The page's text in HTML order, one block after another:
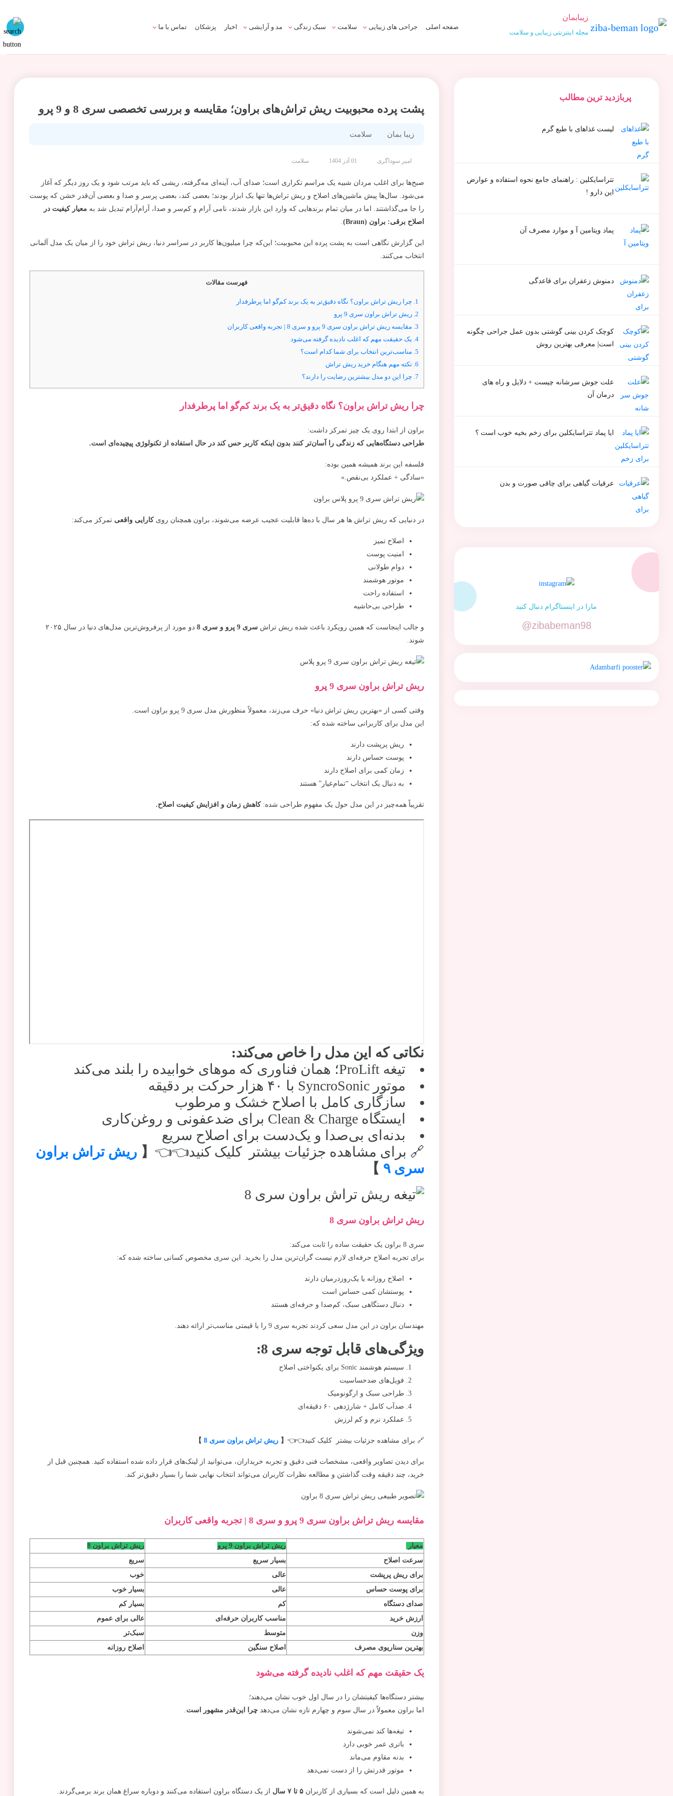
زیبابمان
مجله اینترنتی زیبایی و سلامت
صفحه اصلی جراحی های زیبایی سلامت سبک زندگی مد و آرایشی اخبار پزشکان تماس با ما
پربازدید ترین مطالب
لیست غذاهای با طبع گرم
تتراسایکلین : راهنمای جامع نحوه استفاده و عوارض
این دارو !
پماد ویتامین آ و موارد مصرف آن
دمنوش زعفران برای قاعدگی
کوچک کردن بینی گوشتی بدون عمل جراحی چگونه
است| معرفی بهترین روش
علت جوش سرشانه چیست + دلایل و راه های
درمان آن
ایا پماد تتراسایکلین برای زخم بخیه خوب است ؟
عرقیات گیاهی برای چاقی صورت و بدن
مارا در اینستاگرام دنبال کنید
@zibabeman98
پشت پرده محبوبیت ریش تراش‌های براون؛ مقایسه و بررسی تخصصی سری 8 و 9 پرو
زیبا بمان سلامت
امیر سوداگری 01 آذر 1404 سلامت
صبح‌ها برای اغلب مردان شبیه یک مراسم تکراری است؛ صدای آب، آینه‌ای مه‌گرفته، ریشی که باید مرتب شود و یک روز دیگر که آغاز
می‌شود. سال‌ها پیش ماشین‌های اصلاح و ریش تراش‌ها تنها یک ابزار بودند؛ بعضی کند، بعضی پرسر و صدا و بعضی آن‌قدر خشن که پوست
را جا می‌گذاشتند. اما در میان تمام برندهایی که وارد این بازار شدند، نامی آرام و کم‌سر و صدا، آرام‌آرام تبدیل شد به معیار کیفیت در
اصلاح برقی: براون (Braun)
.
این گزارش نگاهی است به پشت پرده این محبوبیت؛ این‌که چرا میلیون‌ها کاربر در سراسر دنیا، ریش تراش خود را از میان یک مدل آلمانی
انتخاب می‌کنند.
فهرست مقالات
1. چرا ریش تراش براون؟ نگاه دقیق‌تر به یک برند کم‌گو اما پرطرفدار
2. ریش تراش براون سری 9 پرو
3. مقایسه ریش تراش براون سری 9 پرو و سری 8 | تجربه واقعی کاربران
4. یک حقیقت مهم که اغلب نادیده گرفته می‌شود
5. مناسب‌ترین انتخاب برای شما کدام است؟
6. نکته مهم هنگام خرید ریش تراش
7. چرا این دو مدل بیشترین رضایت را دارند؟
چرا ریش تراش براون؟ نگاه دقیق‌تر به یک برند کم‌گو اما پرطرفدار
براون از ابتدا روی یک چیز تمرکز داشت:
طراحی دستگاه‌هایی که زندگی را آسان‌تر کنند بدون اینکه کاربر حس کند در حال استفاده از تکنولوژی پیچیده‌ای است.
فلسفه این برند همیشه همین بوده:
«سادگی + عملکرد بی‌نقص.»
در دنیایی که ریش تراش ها هر سال با ده‌ها قابلیت عجیب عرضه می‌شوند، براون همچنان رویکارایی واقعی تمرکز می‌کند:
اصلاح تمیز
امنیت پوست
دوام طولانی
موتور هوشمند
استفاده راحت
طراحی بی‌حاشیه
و جالب اینجاست که همین رویکرد باعث شده ریش تراشسری 9 پرو و سری 8
دو مورد از پرفروش‌ترین مدل‌های دنیا در سال ۲۰۲۵
شوند.
ریش تراش براون سری 9 پرو
وقتی کسی از «بهترین ریش تراش دنیا» حرف می‌زند، معمولاً منظورش مدل سری 9 پرو براون است.
این مدل برای کاربرانی ساخته شده که:
ریش پرپشت دارند
پوست حساس دارند
زمان کمی برای اصلاح دارند
به دنبال یک انتخاب “تمام‌عیار” هستند
تقریباً همه‌چیز در این مدل حول یک مفهوم طراحی شده:کاهش زمان و افزایش کیفیت اصلاح.
نکاتی که این مدل را خاص می‌کند:
تیغه ProLift؛ همان فناوری که موهای خوابیده را بلند می‌کند
موتور SyncroSonic با ۴۰ هزار حرکت بر دقیقه
سازگاری کامل با اصلاح خشک و مرطوب
ایستگاه Clean & Charge برای ضدعفونی و روغن‌کاری
بدنه‌ای بی‌صدا و یک‌دست برای اصلاح سریع
🔗 برای مشاهده جزئیات بیشتر کلیک کنید👈👈 【 ریش تراش براون
سری ۹
】
ریش تراش براون سری 8
سری 8 براون یک حقیقت ساده را ثابت می‌کند:
برای تجربه اصلاح حرفه‌ای لازم نیست گران‌ترین مدل را بخرید. این سری مخصوص کسانی ساخته شده که:
اصلاح روزانه یا یک‌روزدرمیان دارند
پوستشان کمی حساس است
دنبال دستگاهی سبک، کم‌صدا و حرفه‌ای هستند
مهندسان براون در این مدل سعی کردند تجربه سری 9 را با قیمتی مناسب‌تر ارائه دهند.
ویژگی‌های قابل توجه سری 8:
سیستم هوشمند Sonic برای یکنواختی اصلاح
فویل‌های ضدحساسیت
طراحی سبک و ارگونومیک
ضدآب کامل + شارژدهی ۶۰ دقیقه‌ای
عملکرد نرم و کم لرزش
🔗 برای مشاهده جزئیات بیشتر کلیک کنید👈👈 【ریش تراش براون سری 8 】
برای دیدن تصاویر واقعی، مشخصات فنی دقیق و تجربه خریداران، می‌توانید از لینک‌های قرار داده شده استفاده کنید. همچنین قبل از
خرید، چند دقیقه وقت گذاشتن و مطالعه نظرات کاربران می‌تواند انتخاب نهایی شما را بسیار دقیق‌تر کند.
مقایسه ریش تراش براون سری 9 پرو و سری 8 | تجربه واقعی کاربران
معیار ریش تراش براون 9 پرو
ریش تراش براون 8
سرعت اصلاح
بسیار سریع
سریع
برای ریش‌ پرپشت
عالی
خوب
برای پوست حساس
عالی
بسیار خوب
صدای دستگاه
کم
بسیار کم
ارزش خرید
مناسب کاربران حرفه‌ای
عالی برای عموم
وزن
متوسط
سبک‌تر
بهترین سناریوی مصرف
اصلاح سنگین اصلاح روزانه
یک حقیقت مهم که اغلب نادیده گرفته می‌شود
بیشتر دستگاه‌ها کیفیتشان را در سال اول خوب نشان می‌دهند؛
اما براون معمولاً در سال سوم و چهارم تازه نشان می‌دهدچرا این‌قدر مشهور است
تیغه‌ها کند نمی‌شوند
باتری عمر خوبی دارد
بدنه مقاوم می‌ماند
موتور قدرتش را از دست نمی‌دهد
به همین دلیل است که بسیاری از کاربران۵ تا ۷ سال از یک دستگاه براون استفاده می‌کنند و دوباره سراغ همان برند برمی‌گردند.